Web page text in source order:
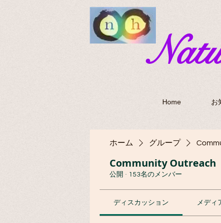
Home お
ホーム グループ
Community Outreach
公開 · 153名のメンバー
ディスカッション メディ